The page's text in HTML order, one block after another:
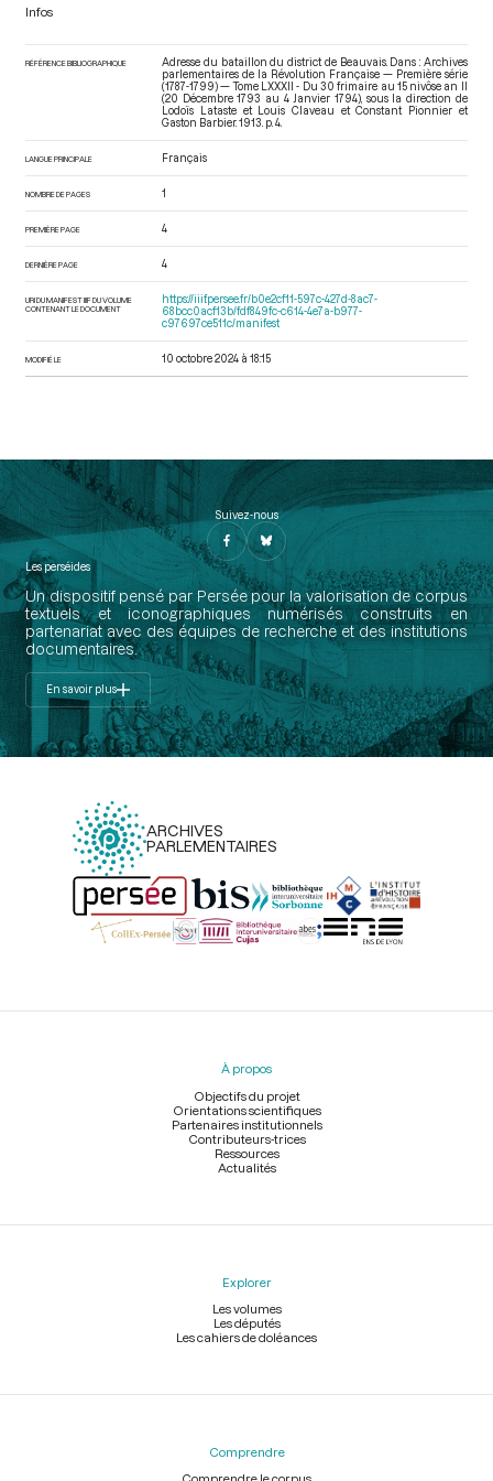
Infos
RÉFÉRENCE BIBLIOGRAPHIQUE
Adresse du bataillon du district de Beauvais. Dans : Archives
parlementaires de la Révolution Française — Première série
(1787-1799) — Tome LXXXII - Du 30 frimaire au 15 nivôse an II
(20 Décembre 1793 au 4 Janvier 1794) , sous la direction de
Lodoïs Lataste et Louis Claveau et Constant Pionnier et
Gaston Barbier. 1913. p. 4.
LANGUE PRINCIPALE Français
NOMBRE DE PAGES 1
PREMIÈRE PAGE 4
DERNIÈRE PAGE 4
URI DU MANIFEST IIIF DU VOLUME
CONTENANT LE DOCUMENT
https://iiif.persee.fr/b0e2cf11-597c-427d-8ac7-
68bcc0acf13b/fdf849fc-c614-4e7a-b977-
c97697ce511c/manifest
MODIFIÉ LE 10 octobre 2024 à 18:15
Suivez-nous
Les perséides
Un dispositif pensé par Persée pour la valorisation de corpus
textuels et iconographiques numérisés construits en
partenariat avec des équipes de recherche et des institutions
documentaires.
En savoir plus
ARCHIVES
PARLEMENTAIRES
Menu
À propos
Objectifs du projet
Orientations scientifiques
Partenaires institutionnels
Contributeurs-trices
Ressources
Actualités
Explorer
Les volumes
Les députés
Les cahiers de doléances
Comprendre